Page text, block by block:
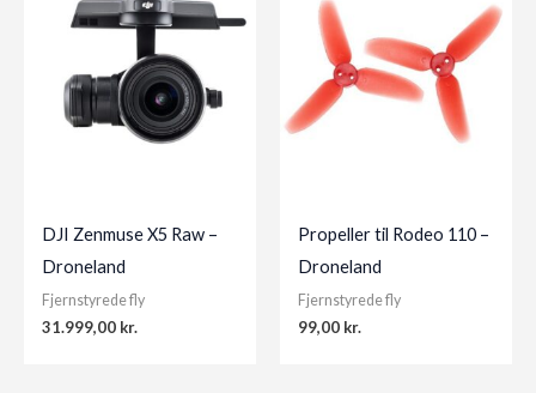
DJI Zenmuse X5 Raw –
Droneland
Fjernstyrede fly
31.999,00 kr.
Propeller til Rodeo 110 –
Droneland
Fjernstyrede fly
99,00 kr.